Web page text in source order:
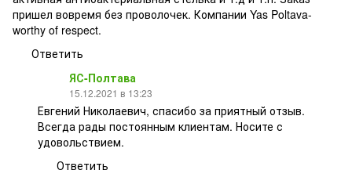
пришел вовремя без проволочек. Компании Yas Poltava-
worthy of respect.
Ответить
ЯС-Полтава
15.12.2021 в 13:23
Евгений Николаевич, спасибо за приятный отзыв.
Всегда рады постоянным клиентам. Носите с
удовольствием.
Ответить